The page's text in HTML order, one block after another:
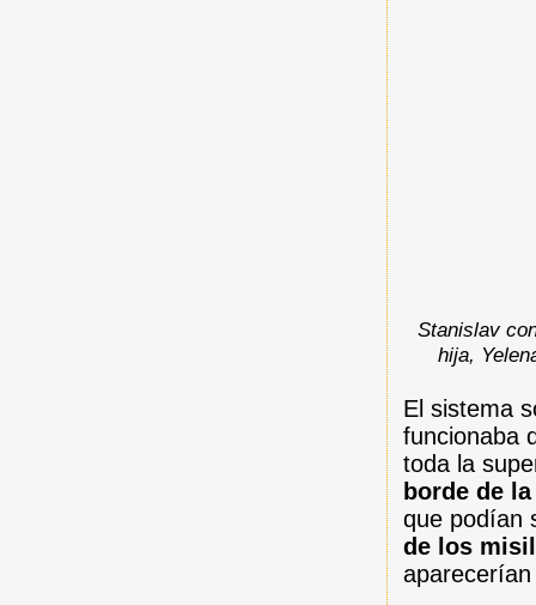
Stanislav
hija,
El sistema
funcionaba
toda la
borde de
que podían
de los